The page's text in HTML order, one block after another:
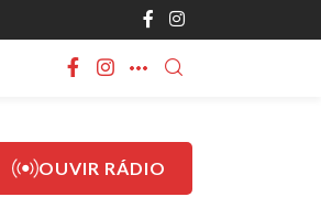
OUVIR RÁDIO